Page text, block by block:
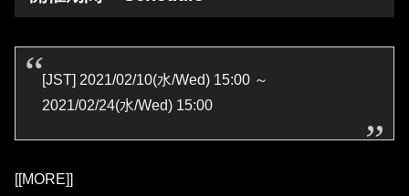
[JST] 2021/02/10(水/Wed) 15:00 ～
2021/02/24(水/Wed) 15:00
[[MORE]]